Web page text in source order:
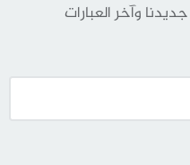
وآخر العبارات